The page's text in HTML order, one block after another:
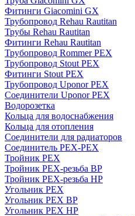
Фитинги Giacomini GX
Трубопровод Rehau Rautitan
Трубы Rehau Rautitan
Фитинги Rehau Rautitan
Трубопровод Rommer PEX
Трубопровод Stout PEX
Фитинги Stout PEX
Трубопровод Uponor PEX
Соединители Uponor PEX
Водорозетка
Кольца для водоснабжения
Кольца для отопления
Соединители для радиаторов
Соединитель PEX-PEX
Тройник PEX
Тройник PEX-резьба ВР
Тройник PEX-резьба НР
Угольник PEX
Угольник PEX ВР
Угольник PEX НР